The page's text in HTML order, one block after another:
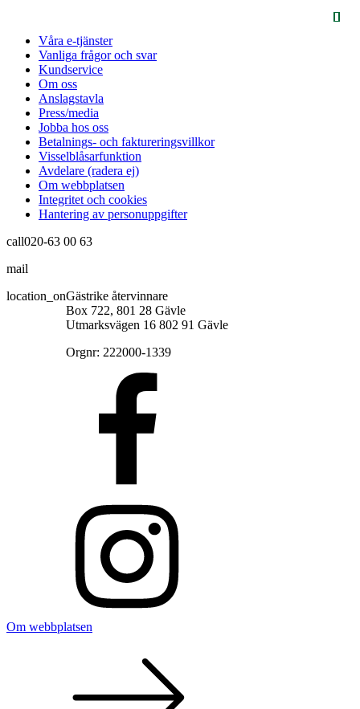
Våra e-tjänster
Vanliga frågor och svar
Kundservice
Om oss
Anslagstavla
Press/media
Jobba hos oss
Betalnings- och faktureringsvillkor
Visselblåsarfunktion
Avdelare (radera ej)
Om webbplatsen
Integritet och cookies
Hantering av personuppgifter
call020-63 00 63
mail
location_onGästrike återvinnare
Box 722, 801 28 Gävle
Utmarksvägen 16 802 91 Gävle
Orgnr: 222000-1339
Om webbplatsen